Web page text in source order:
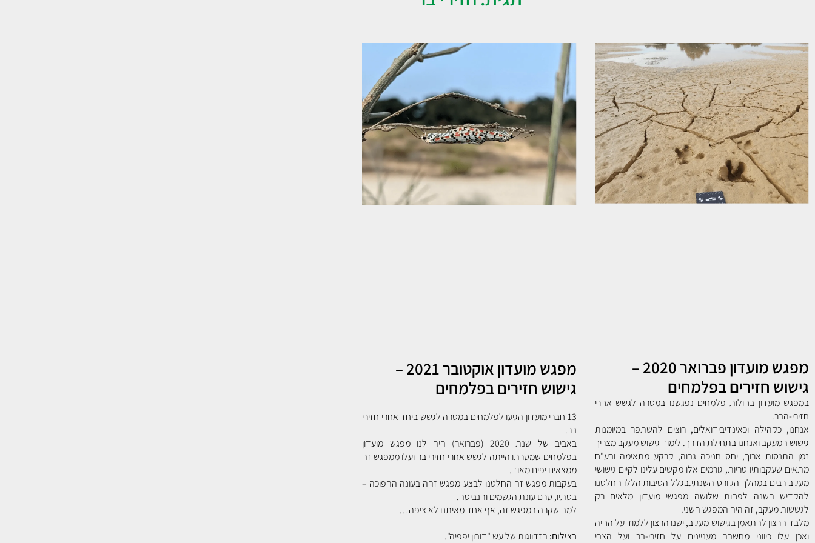
מפגש מועדון פברואר 2020 –
גישוש חזירים בפלמחים
במפגש מועדון בחולות פלמחים נפגשנו במטרה לגשש אחרי
חזירי-הבר.
אנחנו, כקהילה וכאינדיבידואלים, רוצים להשתפר במיומנות
גישוש המעקב ואנחנו בתחילת הדרך. לימוד גישוש מעקב מצריך
זמן התנסות ארוך, יחס חניכה גבוה, קרקע מתאימה ובע"ח
מתאים שעקבותיו טריות, גורמים אלו מקשים עלינו לקיים גישושי
מעקב רבים במהלך הקורס השנתי.בגלל הסיבות הללו החלטנו
להקדיש השנה לפחות שלושה מפגשי מועדון מלאים רק
לגששות מעקב, זה היה המפגש השני.
מלבד הרצון להתאמן בגישוש מעקב, ישנו הרצון ללמוד על החיה
ואכן עלו כיווני מחשבה מעניינים על חזירי-בר ועל הצבי
מפגש מועדון אוקטובר 2021 –
גישוש חזירים בפלמחים
13 חברי מועדון הגיעו לפלמחים במטרה לגשש ביחד אחרי חזירי
בר.
באביב של שנת 2020 (פברואר) היה לנו מפגש מועדון
בפלמחים שמטרתו הייתה לגשש אחרי חזירי בר ועלו ממפגש זה
ממצאים יפים מאוד.
בעקבות מפגש זה החלטנו לבצע מפגש זהה בעונה ההפוכה –
בסתיו, טרם עונת הגשמים והנביטה.
למה שקרה במפגש זה, אף אחד מאיתנו לא ציפה…
בצילום: הזדווגות של עש "דובון יפפיה".